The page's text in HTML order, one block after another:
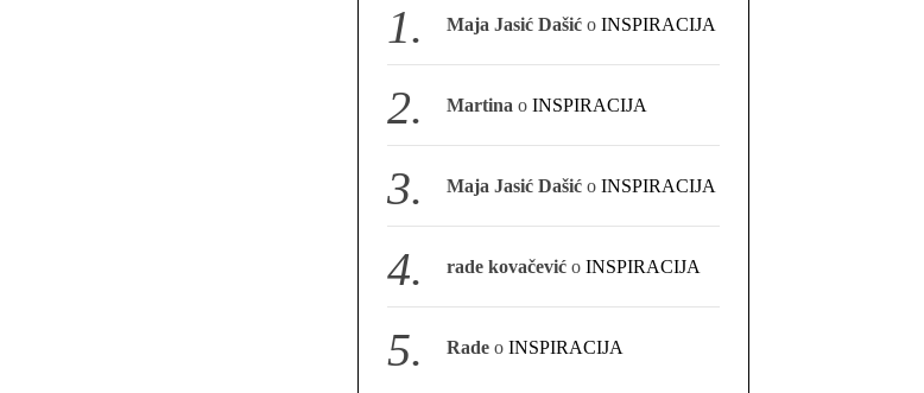
Maja Jasić Dašić oINSPIRACIJA
Martina oINSPIRACIJA
Maja Jasić Dašić oINSPIRACIJA
rade kovačević oINSPIRACIJA
Rade oINSPIRACIJA